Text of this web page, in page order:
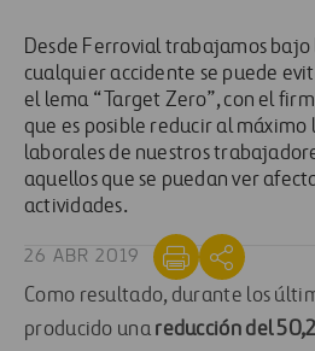
Desde Ferrovial trabajamos bajo
cualquier accidente se puede
el lema “Target Zero”, con el
que es posible reducir al máximo
laborales de nuestros
aquellos que se puedan ver
actividades.
26 ABR 2019
Como resultado, durante los
producido una reducción del